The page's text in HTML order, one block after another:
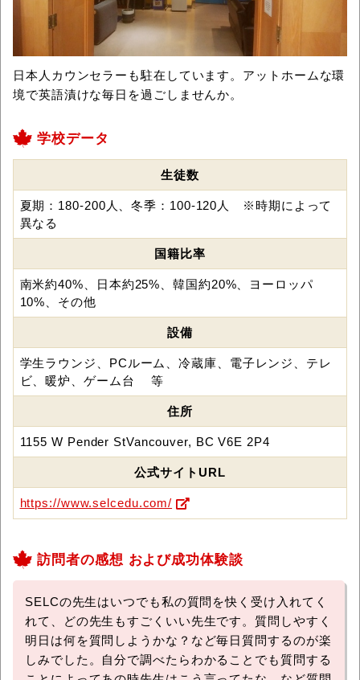
日本人カウンセラーも駐在しています。アットホームな環
境で英語漬けな毎日を過ごしませんか。
学校データ
生徒数
夏期：180-200人、冬季：100-120人 ※時期によって
異なる
国籍比率
南米約40%、日本約25%、韓国約20%、ヨーロッパ
10%、その他
設備
学生ラウンジ、PCルーム、冷蔵庫、電子レンジ、テレ
ビ、暖炉、ゲーム台 等
住所
1155 W Pender StVancouver, BC V6E 2P4
公式サイトURL
https://www.selcedu.com/
訪問者の感想 および成功体験談
SELCの先生はいつでも私の質問を快く受け入れてく
れて、どの先生もすごくいい先生です。質問しやすく
明日は何を質問しようかな？など毎日質問するのが楽
しみでした。自分で調べたらわかることでも質問する